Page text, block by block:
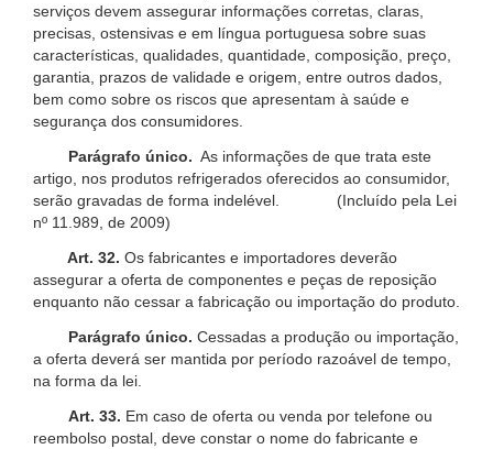
serviços devem assegurar informações corretas, claras,
precisas, ostensivas e em língua portuguesa sobre suas
características, qualidades, quantidade, composição, preço,
garantia, prazos de validade e origem, entre outros dados,
bem como sobre os riscos que apresentam à saúde e
segurança dos consumidores.
Parágrafo único. As informações de que trata este
artigo, nos produtos refrigerados oferecidos ao consumidor,
serão gravadas de forma indelével. (Incluído pela Lei
nº 11.989, de 2009)
Art. 32. Os fabricantes e importadores deverão
assegurar a oferta de componentes e peças de reposição
enquanto não cessar a fabricação ou importação do produto.
Parágrafo único. Cessadas a produção ou importação,
a oferta deverá ser mantida por período razoável de tempo,
na forma da lei.
Art. 33. Em caso de oferta ou venda por telefone ou
reembolso postal, deve constar o nome do fabricante e